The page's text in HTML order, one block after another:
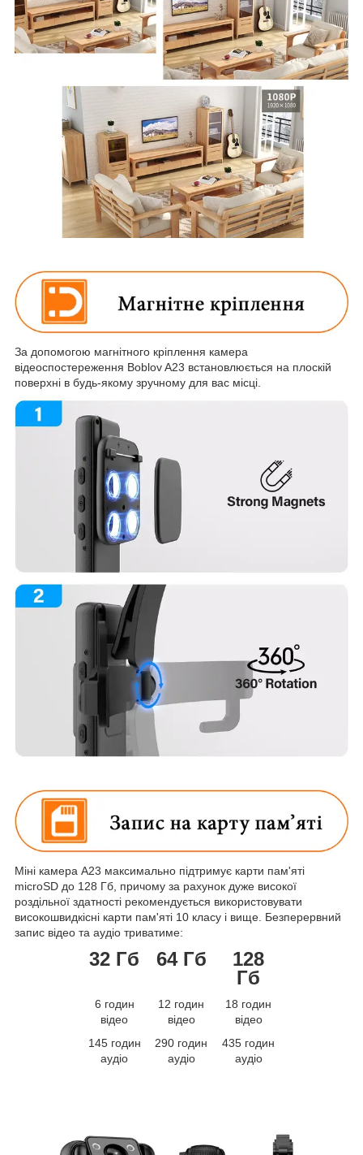
За допомогою магнітного кріплення камера
відеоспостереження Boblov A23 встановлюється на плоскій
поверхні в будь-якому зручному для вас місці.
Міні камера A23 максимально підтримує карти пам'яті
microSD до 128 Гб, причому за рахунок дуже високої
роздільної здатності рекомендується використовувати
високошвидкісні карти пам'яті 10 класу і вище. Безперервний
запис відео та аудіо триватиме:
32 Гб 64 Гб
128
Гб
6 годин
відео
12 годин
відео
18 годин
відео
145 годин
аудіо
290 годин
аудіо
435 годин
аудіо